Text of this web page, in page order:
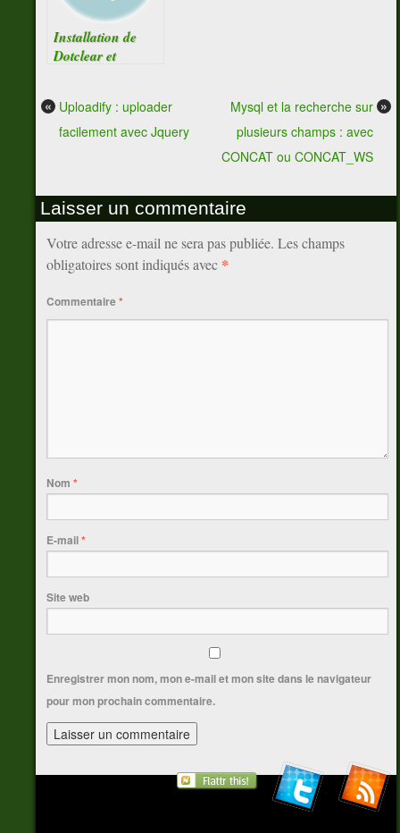
Installation de
Dotclear et
« Uploadify : uploader
facilement avec Jquery
Mysql et la recherche sur
plusieurs champs : avec
CONCAT ou CONCAT_WS
»
Laisser un commentaire
Votre adresse e-mail ne sera pas publiée. Les champs
obligatoires sont indiqués avec *
Commentaire*
Nom *
E-mail*
Site web
Enregistrer mon nom, mon e-mail et mon site dans le navigateur
pour mon prochain commentaire.